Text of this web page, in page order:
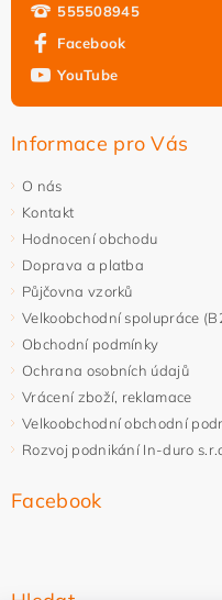
555508945
Facebook
YouTube
Informace pro Vás
O nás
Kontakt
Hodnocení obchodu
Doprava a platba
Půjčovna vzorků
Velkoobchodní spolupráce
Obchodní podmínky
Ochrana osobních údajů
Vrácení zboží, reklamace
Velkoobchodní obchodní
Rozvoj podnikání In-duro
Facebook